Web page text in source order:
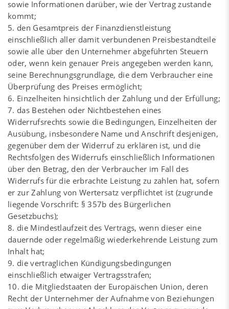
sowie Informationen darüber, wie der Vertrag zustande
kommt;
5. den Gesamtpreis der Finanzdienstleistung
einschließlich aller damit verbundenen Preisbestandteile
sowie alle über den Unternehmer abgeführten Steuern
oder, wenn kein genauer Preis angegeben werden kann,
seine Berechnungsgrundlage, die dem Verbraucher eine
Überprüfung des Preises ermöglicht;
6. Einzelheiten hinsichtlich der Zahlung und der Erfüllung;
7. das Bestehen oder Nichtbestehen eines
Widerrufsrechts sowie die Bedingungen, Einzelheiten der
Ausübung, insbesondere Name und Anschrift desjenigen,
gegenüber dem der Widerruf zu erklären ist, und die
Rechtsfolgen des Widerrufs einschließlich Informationen
über den Betrag, den der Verbraucher im Fall des
Widerrufs für die erbrachte Leistung zu zahlen hat, sofern
er zur Zahlung von Wertersatz verpflichtet ist (zugrunde
liegende Vorschrift: § 357b des Bürgerlichen
Gesetzbuchs);
8. die Mindestlaufzeit des Vertrags, wenn dieser eine
dauernde oder regelmäßig wiederkehrende Leistung zum
Inhalt hat;
9. die vertraglichen Kündigungsbedingungen
einschließlich etwaiger Vertragsstrafen;
10. die Mitgliedstaaten der Europäischen Union, deren
Recht der Unternehmer der Aufnahme von Beziehungen